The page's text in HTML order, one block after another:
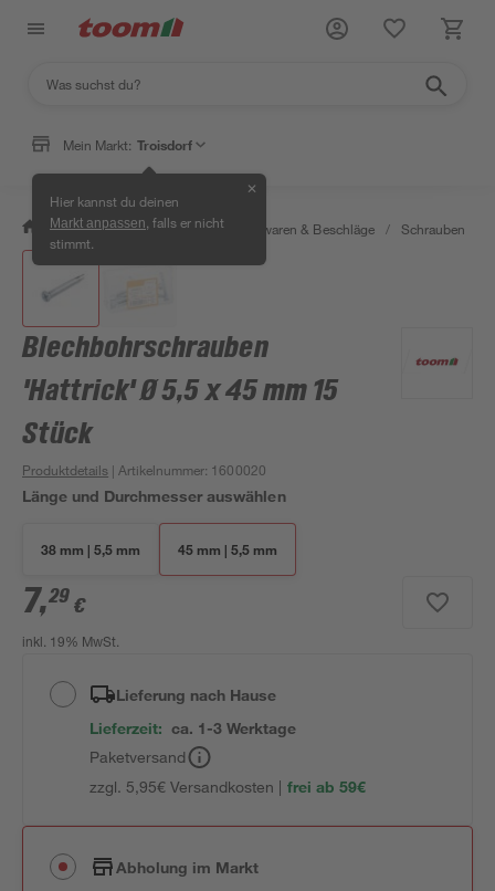
Mein Markt: Troisdorf
Hier kannst du deinen
Markt anpassen , falls er nicht
stimmt.
✕
/ Werkstatt & Maschinen / Eisenwaren & Beschläge / Schrauben
Blechbohrschrauben
'Hattrick' Ø 5,5 x 45 mm 15
Stück
Produktdetails | Artikelnummer: 1600020
Länge und Durchmesser auswählen
38 mm | 5,5 mm 45 mm | 5,5 mm
7,29 €
inkl. 19% MwSt.
Lieferung nach Hause
Lieferzeit: ca. 1-3 Werktage
Paketversand
zzgl. 5,95€ Versandkosten | frei ab 59€
Abholung im Markt